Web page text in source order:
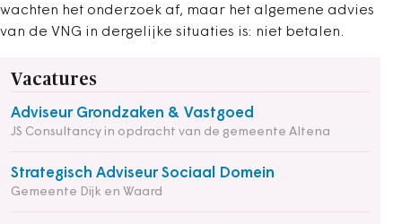
wachten het onderzoek af, maar het algemene advies
van de VNG in dergelijke situaties is: niet betalen.
Vacatures
Adviseur Grondzaken & Vastgoed
JS Consultancy in opdracht van de gemeente Altena
Strategisch Adviseur Sociaal Domein
Gemeente Dijk en Waard